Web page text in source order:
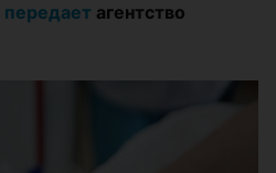
передает агентство